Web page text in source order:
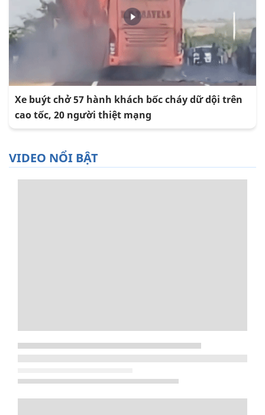
Xe buýt chở 57 hành khách bốc cháy dữ dội trên
cao tốc, 20 người thiệt mạng
VIDEO NỔI BẬT